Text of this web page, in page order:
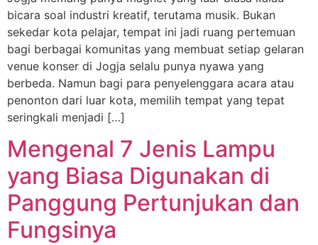
bicara soal industri kreatif, terutama musik. Bukan
sekedar kota pelajar, tempat ini jadi ruang pertemuan
bagi berbagai komunitas yang membuat setiap gelaran
venue konser di Jogja selalu punya nyawa yang
berbeda. Namun bagi para penyelenggara acara atau
penonton dari luar kota, memilih tempat yang tepat
seringkali menjadi […]
Mengenal 7 Jenis Lampu
yang Biasa Digunakan di
Panggung Pertunjukan dan
Fungsinya